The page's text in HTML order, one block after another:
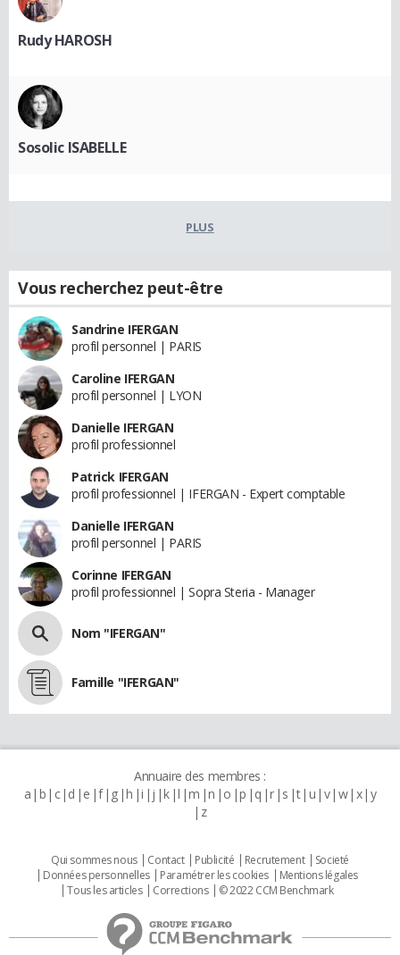
Rudy HAROSH
Sosolic ISABELLE
PLUS
Vous recherchez peut-être
Sandrine IFERGAN
profil personnel | PARIS
Caroline IFERGAN
profil personnel | LYON
Danielle IFERGAN
profil professionnel
Patrick IFERGAN
profil professionnel | IFERGAN - Expert comptable
Danielle IFERGAN
profil personnel | PARIS
Corinne IFERGAN
profil professionnel | Sopra Steria - Manager
Nom "IFERGAN"
Famille "IFERGAN"
Annuaire des membres :
a b c d e f g h i j k l m n o p q r s t u v w x y
z
Qui sommes nous Contact Publicité Recrutement
Societé
Données personnelles
Paramétrer les cookies
Mentions légales
Tous les articles
Corrections © 2022 CCM Benchmark